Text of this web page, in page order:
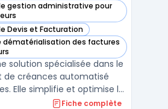
gestion administrative pour
cette catégorie
Devis et Facturation
cette catégorie
dématérialisation des factures
cette catégorie
solution spécialisée dans le
de créances automatisé
Elle simplifie et optimise le
clients grâce à des
Fiche complète